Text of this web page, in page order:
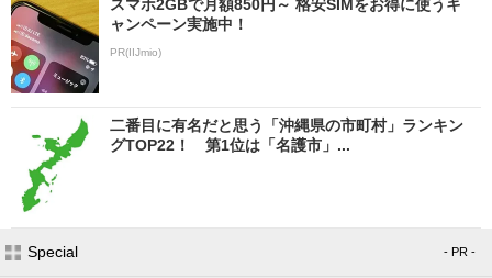
スマホ2GBで月額850円～ 格安SIMをお得に使うキ
ャンペーン実施中！
PR(IIJmio)
二番目に有名だと思う「沖縄県の市町村」ランキン
グTOP22！ 第1位は「名護市」...
Special - PR -